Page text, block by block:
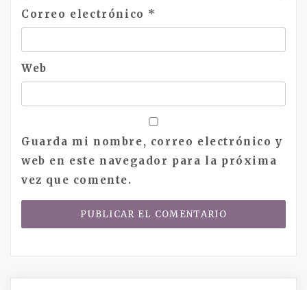
Correo electrónico *
Web
Guarda mi nombre, correo electrónico y
web en este navegador para la próxima
vez que comente.